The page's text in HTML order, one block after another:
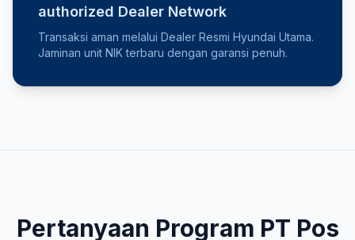
authorized Dealer Network
Transaksi aman melalui Dealer Resmi Hyundai Utama.
Jaminan unit NIK terbaru dengan garansi penuh.
Pertanyaan Program PT Pos